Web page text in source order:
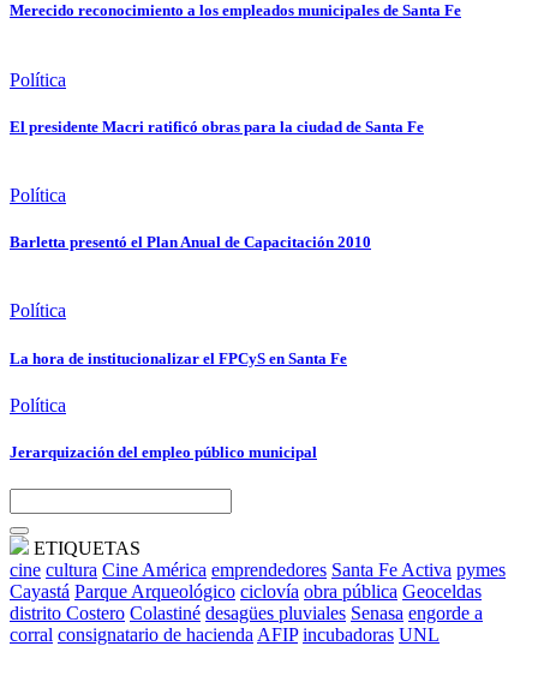
Merecido reconocimiento a los empleados municipales de Santa Fe
Política
El presidente Macri ratificó obras para la ciudad de Santa Fe
Política
Barletta presentó el Plan Anual de Capacitación 2010
Política
La hora de institucionalizar el FPCyS en Santa Fe
Política
Jerarquización del empleo público municipal
ETIQUETAS
cine cultura Cine América emprendedores Santa Fe Activa pymes
Cayastá Parque Arqueológico ciclovía obra pública Geoceldas
distrito Costero Colastiné desagües pluviales Senasa engorde a
corral consignatario de hacienda AFIP incubadoras UNL